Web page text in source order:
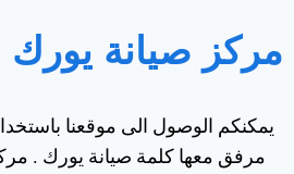
مركز صيانة يورك
يمكنكم الوصول الى موقعنا
مرفق معها كلمة صيانة يورك .